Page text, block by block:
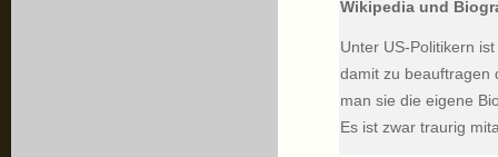
Wikipedia und
Unter US-Politikern
damit zu beauftragen
man sie die eigene
Es ist zwar traurig